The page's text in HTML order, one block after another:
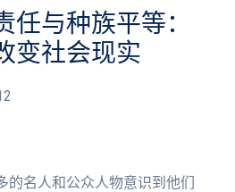
任与种族平等：
变社会现实
的名人和公众人物意识到他们